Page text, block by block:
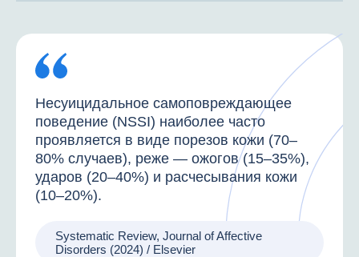
Несуицидальное самоповреждающее
поведение (NSSI) наиболее часто
проявляется в виде порезов кожи (70–
80% случаев), реже — ожогов (15–35%),
ударов (20–40%) и расчесывания кожи
(10–20%).
Systematic Review, Journal of Affective
Disorders (2024) / Elsevier